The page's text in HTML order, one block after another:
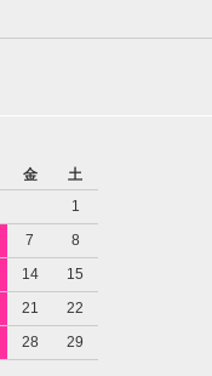
金
土
1
7
8
14
15
21
22
28
29